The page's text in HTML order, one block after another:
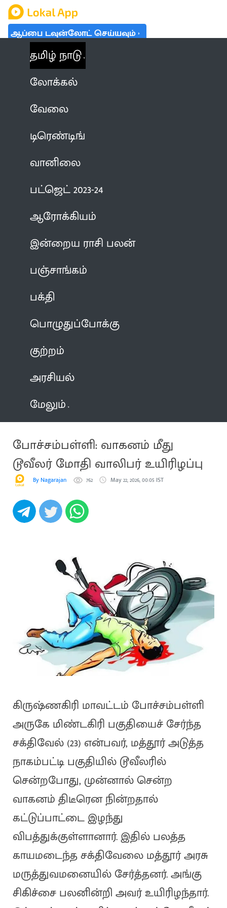
ஆப்பை டவுன்லோட் செய்யவும்
தமிழ் நாடு
லோக்கல்
வேலை
டிரெண்டிங்
வானிலை
பட்ஜெட் 2023-24
ஆரோக்கியம்
இன்றைய ராசி பலன்
பஞ்சாங்கம்
பக்தி
பொழுதுப்போக்கு
குற்றம்
அரசியல்
மேலும்
போச்சம்பள்ளி: வாகனம் மீது
டூவீலர் மோதி வாலிபர் உயிரிழப்பு
By Nagarajan 762 May 22, 2026, 00:05 IST
கிருஷ்ணகிரி மாவட்டம் போச்சம்பள்ளி
அருகே மிண்டகிரி பகுதியைச் சேர்ந்த
சக்திவேல் (23) என்பவர், மத்தூர் அடுத்த
நாகம்பட்டி பகுதியில் டூவீலரில்
சென்றபோது, முன்னால் சென்ற
வாகனம் திடீரென நின்றதால்
கட்டுப்பாட்டை இழந்து
விபத்துக்குள்ளானார். இதில் பலத்த
காயமடைந்த சக்திவேலை மத்தூர் அரசு
மருத்துவமனையில் சேர்த்தனர். அங்கு
சிகிச்சை பலனின்றி அவர் உயிரிழந்தார்.